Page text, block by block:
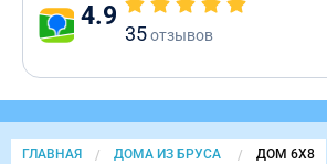
4.9
35отзывов
ГЛАВНАЯ ДОМА ИЗ БРУСА CURRENT:
ДОМ 6Х8